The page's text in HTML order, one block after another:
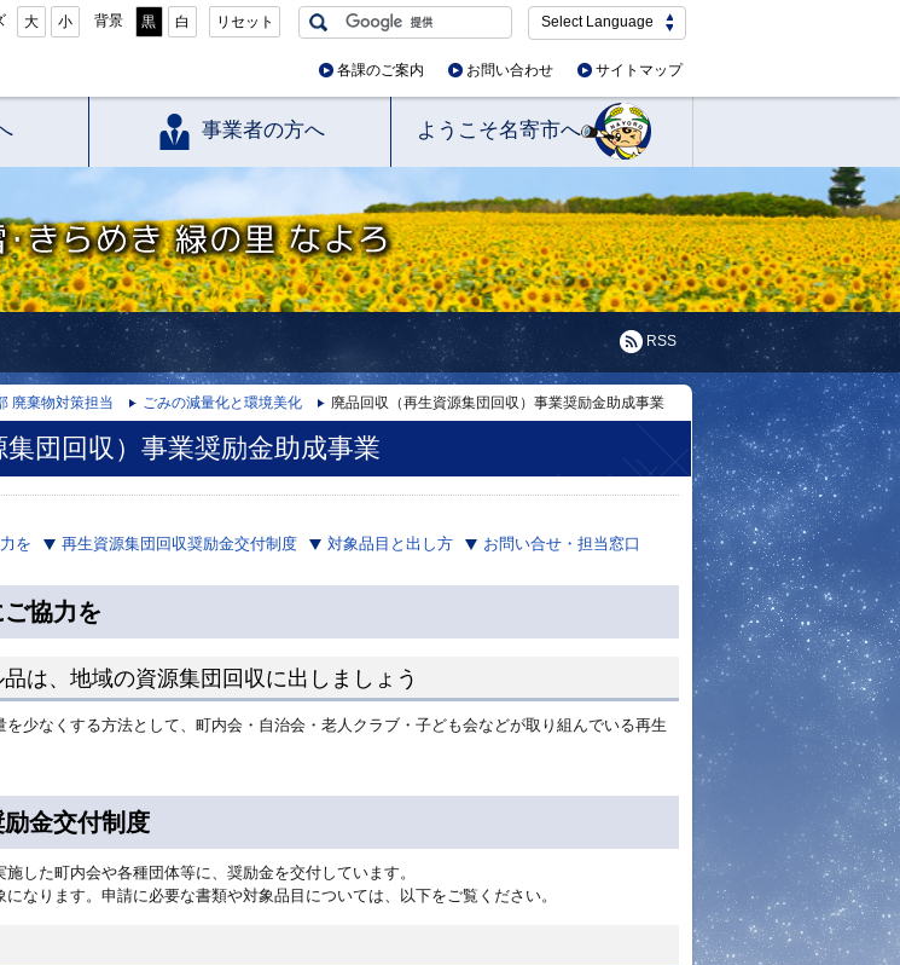
大 小 背景 黒 白 リセット Select Language
各課のご案内 お問い合わせ サイトマップ
事業者の方へ ようこそ名寄市へ
星・雪・きらめき 緑の里 なよろ
RSS
廃棄物対策担当 ごみの減量化と環境美化 廃品回収（再生資源集団回収）事業奨励金助成事業
団回収）事業奨励金助成事業
を
再生資源集団回収奨励金交付制度 対象品目と出し方 お問い合せ・担当窓口
協力を
は、地域の資源集団回収に出しましょう
少なくする方法として、町内会・自治会・老人クラブ・子ども会などが取り組んでいる再生
金交付制度
した町内会や各種団体等に、奨励金を交付しています。
なります。申請に必要な書類や対象品目については、以下をご覧ください。